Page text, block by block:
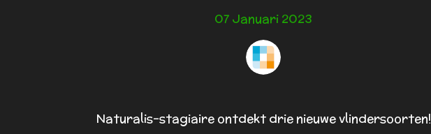
07 Januari 2023
Naturalis-stagiaire ontdekt drie nieuwe vlindersoorten!